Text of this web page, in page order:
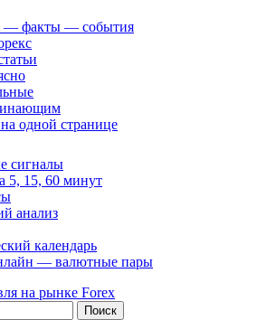
— факты — события
одной странице
сигналы
5, 15, 60 минут
анализ
календарь
— валютные пары